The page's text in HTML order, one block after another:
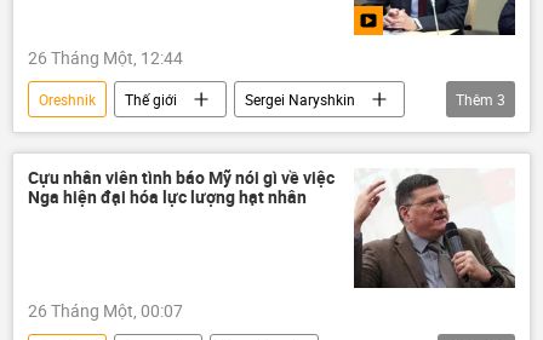
26 Tháng Một, 12:44
Oreshnik Thế giới
Sergei Naryshkin
Quân sự
Cơ quan Tình báo đối ngoại Nga (SVR)
Ukraina
Thêm 3
Cựu nhân viên tình báo Mỹ nói gì về việc
Nga hiện đại hóa lực lượng hạt nhân
26 Tháng Một, 00:07